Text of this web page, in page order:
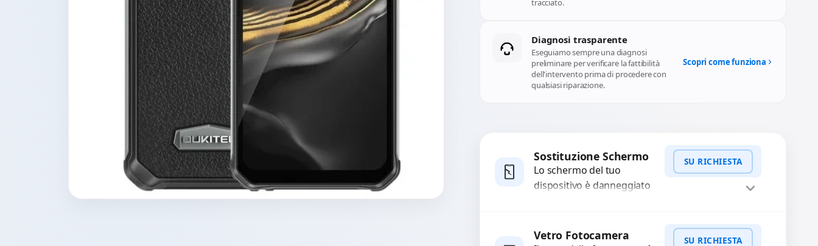
tracciato.
Diagnosi trasparente
Eseguiamo sempre una diagnosi
preliminare per verificare la fattibilità
dell'intervento prima di procedere con
qualsiasi riparazione.
Scopri come funziona
Sostituzione Schermo
Lo schermo del tuo
dispositivo è danneggiato
pixel morti? Sostituiamo
SU RICHIESTA
WhatsApp
Vetro Fotocamera SU RICHIESTA